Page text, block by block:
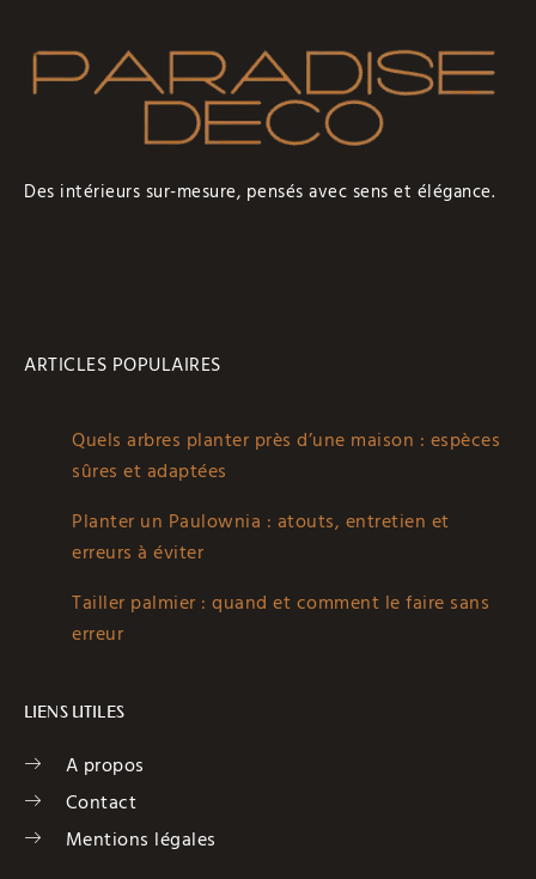
Des intérieurs sur-mesure, pensés avec sens et élégance.
ARTICLES POPULAIRES
Quels arbres planter près d’une maison : espèces
sûres et adaptées
Planter un Paulownia : atouts, entretien et
erreurs à éviter
Tailler palmier : quand et comment le faire sans
erreur
LIENS UTILES
A propos
Contact
Mentions légales